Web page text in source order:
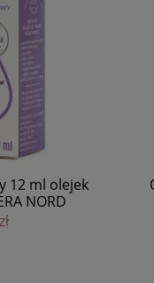
Olejek
zapachowy